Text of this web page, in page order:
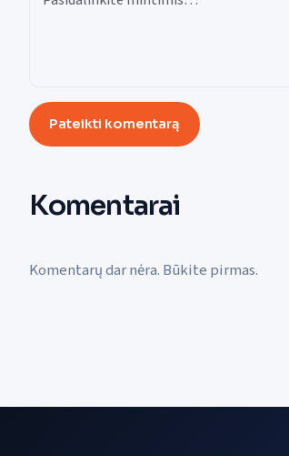
Pateikti komentarą
Komentarai
Komentarų dar nėra. Būkite pirmas.